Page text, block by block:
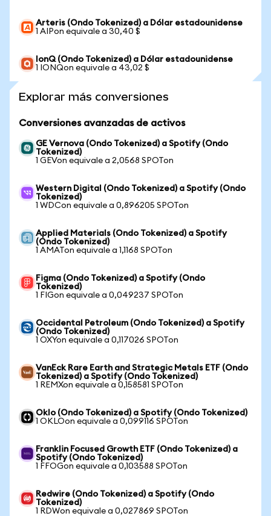
Arteris (Ondo Tokenized) a Dólar estadounidense
1 AIPon equivale a 30,40 $
IonQ (Ondo Tokenized) a Dólar estadounidense
1 IONQon equivale a 43,02 $
Explorar más conversiones
Conversiones avanzadas de activos
GE Vernova (Ondo Tokenized) a Spotify (Ondo
Tokenized)
1 GEVon equivale a 2,0568 SPOTon
Western Digital (Ondo Tokenized) a Spotify (Ondo
Tokenized)
1 WDCon equivale a 0,896205 SPOTon
Applied Materials (Ondo Tokenized) a Spotify
(Ondo Tokenized)
1 AMATon equivale a 1,1168 SPOTon
Figma (Ondo Tokenized) a Spotify (Ondo
Tokenized)
1 FIGon equivale a 0,049237 SPOTon
Occidental Petroleum (Ondo Tokenized) a Spotify
(Ondo Tokenized)
1 OXYon equivale a 0,117026 SPOTon
VanEck Rare Earth and Strategic Metals ETF (Ondo
Tokenized) a Spotify (Ondo Tokenized)
1 REMXon equivale a 0,158581 SPOTon
Oklo (Ondo Tokenized) a Spotify (Ondo Tokenized)
1 OKLOon equivale a 0,099116 SPOTon
Franklin Focused Growth ETF (Ondo Tokenized) a
Spotify (Ondo Tokenized)
1 FFOGon equivale a 0,103588 SPOTon
Redwire (Ondo Tokenized) a Spotify (Ondo
Tokenized)
1 RDWon equivale a 0,027869 SPOTon